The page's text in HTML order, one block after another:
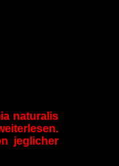
naturalis
jeglicher